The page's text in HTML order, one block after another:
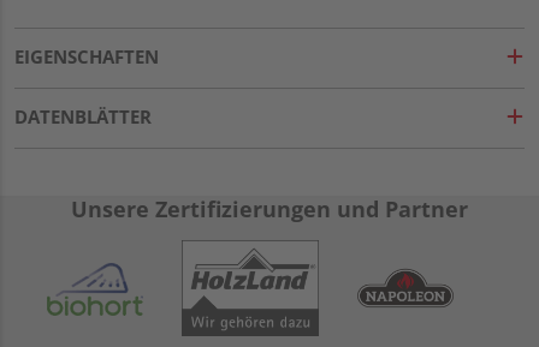
EIGENSCHAFTEN
DATENBLÄTTER
Unsere Zertifizierungen und Partner